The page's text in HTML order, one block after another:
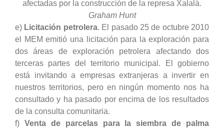
afectadas por la construcción de la represa Xalalá.
Graham Hunt
e) Licitación petrolera. El pasado 25 de octubre 2010
el MEM emitió una licitación para la exploración para
dos áreas de exploración petrolera afectando dos
terceras partes del territorio municipal. El gobierno
está invitando a empresas extranjeras a invertir en
nuestros territorios, pero en ningún momento nos ha
consultado y ha pasado por encima de los resultados
de la consulta comunitaria.
f) Venta de parcelas para la siembra de palma